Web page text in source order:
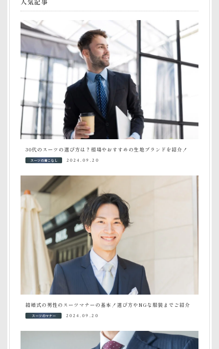
30代のスーツの選び方は？相場やおすすめの生地ブランドを紹介！
スーツの着こなし 2024.09.20
結婚式の男性のスーツマナーの基本！選び方やNGな服装までご紹介
スーツのマナー 2024.09.20